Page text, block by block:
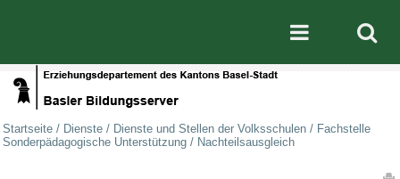
Mobile
Startseite / Dienste / Dienste und Stellen der Volksschulen / Fachstelle
Sonderpädagogische Unterstützung / Nachteilsausgleich